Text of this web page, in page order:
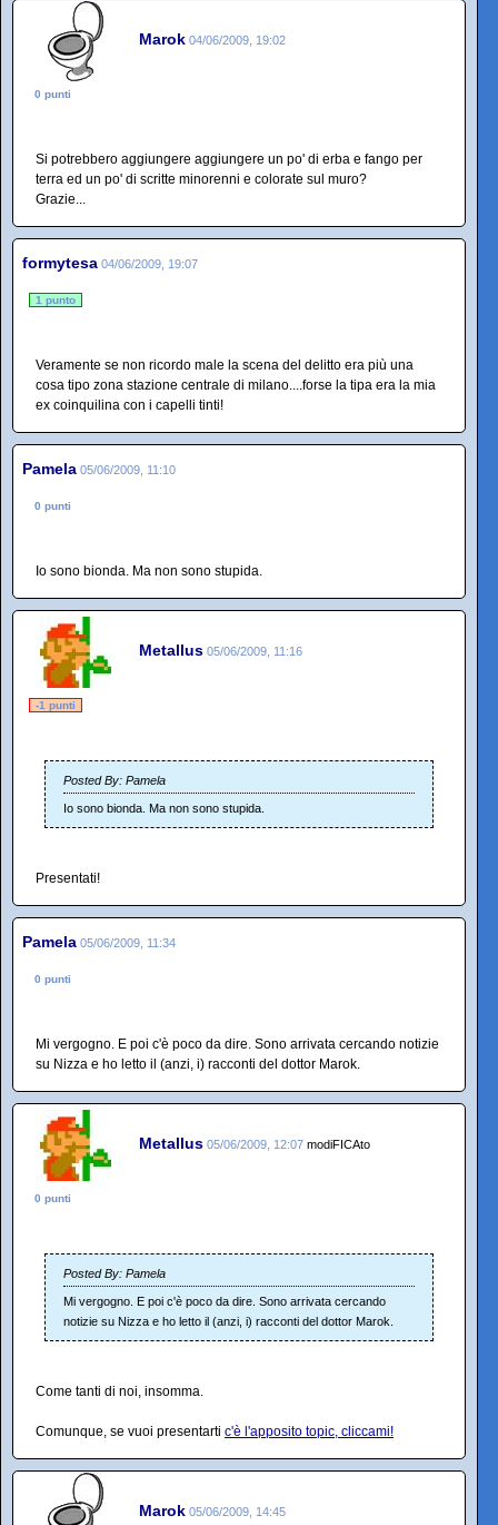
Marok 04/06/2009, 19:02
0 punti
Si potrebbero aggiungere aggiungere un po' di erba e fango per
terra ed un po' di scritte minorenni e colorate sul muro?
Grazie...
formytesa 04/06/2009, 19:07
1 punto
Veramente se non ricordo male la scena del delitto era più una
cosa tipo zona stazione centrale di milano....forse la tipa era la mia
ex coinquilina con i capelli tinti!
Pamela 05/06/2009, 11:10
0 punti
Io sono bionda. Ma non sono stupida.
Metallus 05/06/2009, 11:16
-1 punti
Posted By: Pamela
Io sono bionda. Ma non sono stupida.
Presentati!
Pamela 05/06/2009, 11:34
0 punti
Mi vergogno. E poi c'è poco da dire. Sono arrivata cercando notizie
su Nizza e ho letto il (anzi, i) racconti del dottor Marok.
Metallus 05/06/2009, 12:07 modiFICAto
0 punti
Posted By: Pamela
Mi vergogno. E poi c'è poco da dire. Sono arrivata cercando
notizie su Nizza e ho letto il (anzi, i) racconti del dottor Marok.
Come tanti di noi, insomma.
Comunque, se vuoi presentarti c'è l'apposito topic, cliccami!
Marok 05/06/2009, 14:45